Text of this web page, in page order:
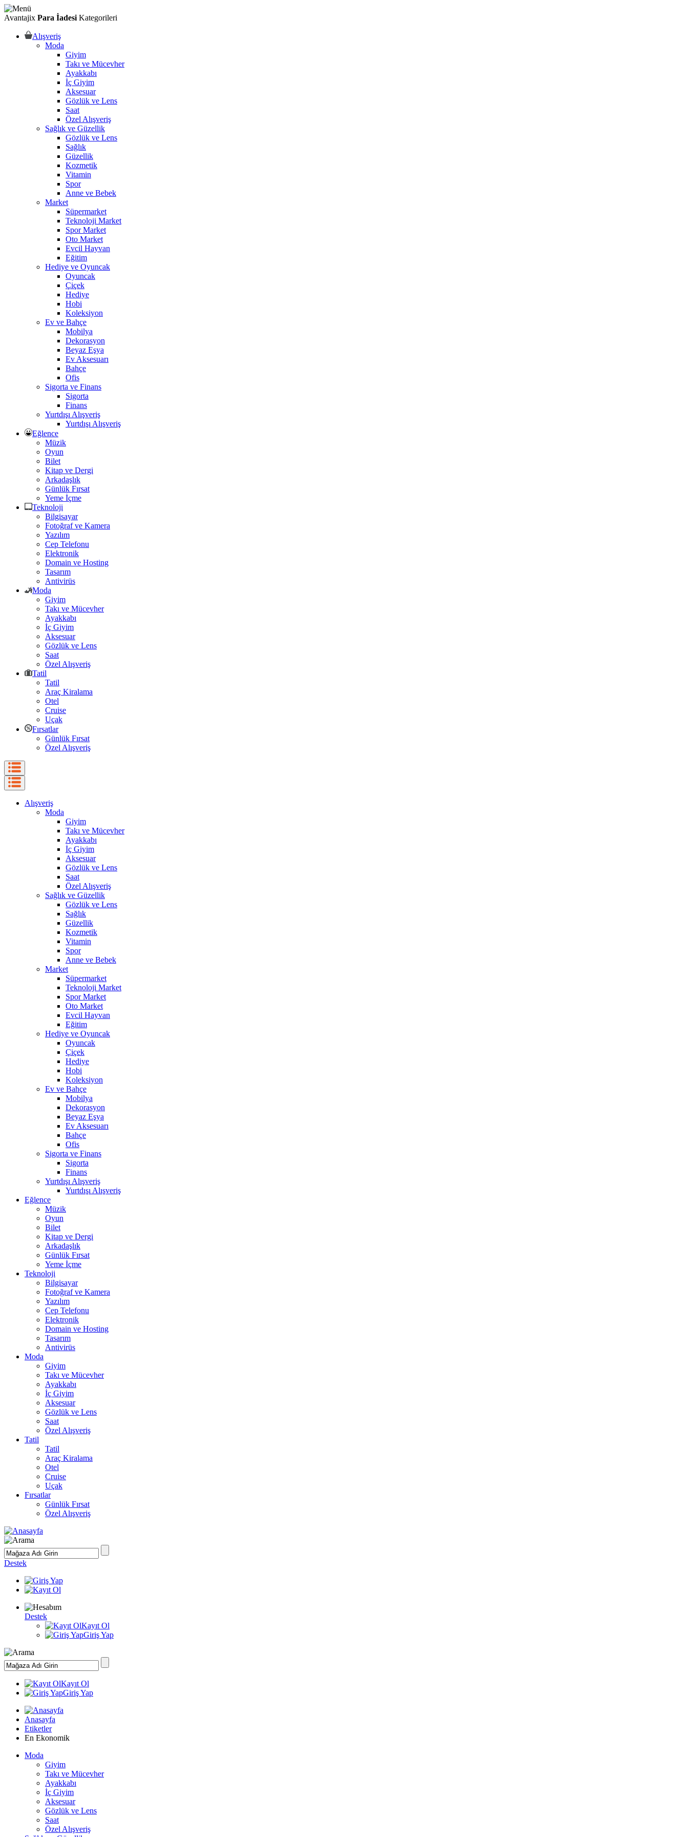
Avantajix Para İadesi Kategorileri
Alışveriş
Moda
Giyim
Takı ve Mücevher
Ayakkabı
İç Giyim
Aksesuar
Gözlük ve Lens
Saat
Özel Alışveriş
Sağlık ve Güzellik
Gözlük ve Lens
Sağlık
Güzellik
Kozmetik
Vitamin
Spor
Anne ve Bebek
Market
Süpermarket
Teknoloji Market
Spor Market
Oto Market
Evcil Hayvan
Eğitim
Hediye ve Oyuncak
Oyuncak
Çiçek
Hediye
Hobi
Koleksiyon
Ev ve Bahçe
Mobilya
Dekorasyon
Beyaz Eşya
Ev Aksesuarı
Bahçe
Ofis
Sigorta ve Finans
Sigorta
Finans
Yurtdışı Alışveriş
Yurtdışı Alışveriş
Eğlence
Müzik
Oyun
Bilet
Kitap ve Dergi
Arkadaşlık
Günlük Fırsat
Yeme İçme
Teknoloji
Bilgisayar
Fotoğraf ve Kamera
Yazılım
Cep Telefonu
Elektronik
Domain ve Hosting
Tasarım
Antivirüs
Moda
Giyim
Takı ve Mücevher
Ayakkabı
İç Giyim
Aksesuar
Gözlük ve Lens
Saat
Özel Alışveriş
Tatil
Tatil
Araç Kiralama
Otel
Cruise
Uçak
Fırsatlar
Günlük Fırsat
Özel Alışveriş
Alışveriş
Moda
Giyim
Takı ve Mücevher
Ayakkabı
İç Giyim
Aksesuar
Gözlük ve Lens
Saat
Özel Alışveriş
Sağlık ve Güzellik
Gözlük ve Lens
Sağlık
Güzellik
Kozmetik
Vitamin
Spor
Anne ve Bebek
Market
Süpermarket
Teknoloji Market
Spor Market
Oto Market
Evcil Hayvan
Eğitim
Hediye ve Oyuncak
Oyuncak
Çiçek
Hediye
Hobi
Koleksiyon
Ev ve Bahçe
Mobilya
Dekorasyon
Beyaz Eşya
Ev Aksesuarı
Bahçe
Ofis
Sigorta ve Finans
Sigorta
Finans
Yurtdışı Alışveriş
Yurtdışı Alışveriş
Eğlence
Müzik
Oyun
Bilet
Kitap ve Dergi
Arkadaşlık
Günlük Fırsat
Yeme İçme
Teknoloji
Bilgisayar
Fotoğraf ve Kamera
Yazılım
Cep Telefonu
Elektronik
Domain ve Hosting
Tasarım
Antivirüs
Moda
Giyim
Takı ve Mücevher
Ayakkabı
İç Giyim
Aksesuar
Gözlük ve Lens
Saat
Özel Alışveriş
Tatil
Tatil
Araç Kiralama
Otel
Cruise
Uçak
Fırsatlar
Günlük Fırsat
Özel Alışveriş
Destek
Destek
Kayıt Ol
Giriş Yap
Kayıt Ol
Giriş Yap
Anasayfa
Etiketler
En Ekonomik
Moda
Giyim
Takı ve Mücevher
Ayakkabı
İç Giyim
Aksesuar
Gözlük ve Lens
Saat
Özel Alışveriş